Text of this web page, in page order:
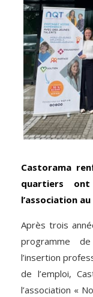
Castorama
quartiers
l’association
Après trois
programme
l’insertion
de l’emploi,
l’association «